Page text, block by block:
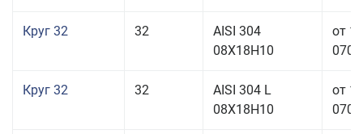
Круг 32 32
AISI 304
08Х18Н10
от
Круг 32 32
AISI 304 L
08Х18Н10
от